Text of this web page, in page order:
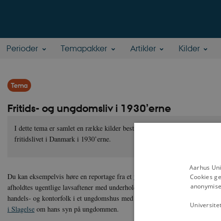
Perioder Temapakker Artikler Kilder
Tema
Fritids- og ungdomsliv i 1930’erne
I dette tema er samlet en række kilder bestående af forskellige lydklip,
fritidslivet i Danmark i 1930’erne.
Du kan eksempelvis høre en reportage fra et ungdomsherberg
afholdtes ugentlige lavsaftener med underholdning, et
interview med
handels- og kontorfolk i et ungdomshus med 1500 medlemmer og et
i Slagelse om hans syn på ungdommen.
Aarhus
Cookies